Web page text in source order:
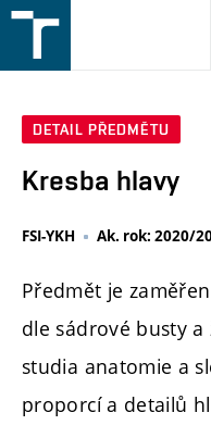
v
DETAIL PŘEDMĚTU
Kresba hlavy
FSI-YKH Ak. rok: 2020/
Předmět je
dle sádrové busty a
studia anatomie a
proporcí a detailů